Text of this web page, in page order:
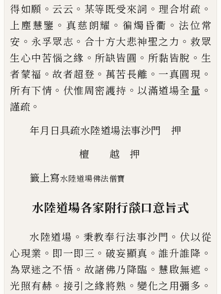
得如願 。 云云 。 某等既受來詞 。 理合坿疏 。
上塵慧鑒 。 真慈朗耀 。 徧燭昏衢 。 法位常
安 。 永孚眾志 。 合十方大悲神聖之力 。救眾
生心中苦惱之緣 。 所缺皆圓 。 所黏皆脫 。 生
者蒙福 。故者超登 。 萬苦長離 。 一真圓現 。
所有下情 。 伏惟周密護持 。 以滿道場全量 。
謹疏 。
年月日具疏水陸道場法事沙門 押
檀 越 押
籤上寫水陸道場佛法僧寶
水陸道場各家附行𦦨口意旨式
水陸道場 。 秉教奉行法事沙門 。 伏以從
心現業 。 即一即三 。 破妄顯真 。誰升誰降 。
為眾迷之不悟 。 故諸佛乃降臨 。 慧啟無遮 。
光照有赫 。 接引之緣將熟 。變化之用彌多 。